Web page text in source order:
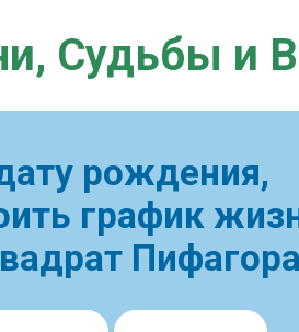
Судьбы и
рождения,
график